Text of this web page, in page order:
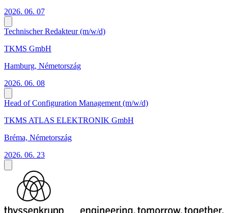
2026. 06. 07
Technischer Redakteur (m/w/d)
TKMS GmbH
Hamburg, Németország
2026. 06. 08
Head of Configuration Management (m/w/d)
TKMS ATLAS ELEKTRONIK GmbH
Bréma, Németország
2026. 06. 23